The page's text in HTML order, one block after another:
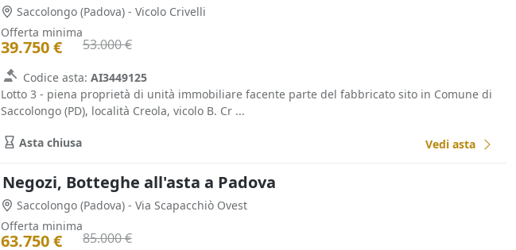
Saccolongo (Padova) - Vicolo Crivelli
Offerta minima
39.750 € 53.000 €
Codice asta: AI3449125
Lotto 3 - piena proprietà di unità immobiliare facente parte del fabbricato sito in Comune di
Saccolongo (PD), località Creola, vicolo B. Cr ...
Asta chiusa Vedi asta
Negozi, Botteghe all'asta a Padova
Saccolongo (Padova) - Via Scapacchiò Ovest
Offerta minima
63.750 € 85.000 €